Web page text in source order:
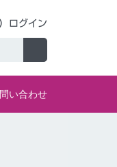
ログイン
い合わせ